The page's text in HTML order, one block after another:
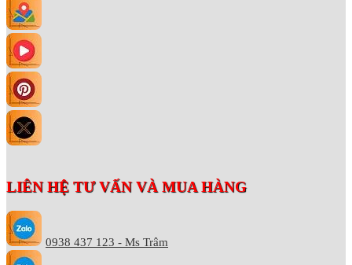
LIÊN HỆ TƯ VẤN VÀ MUA HÀNG
0938 437 123 - Ms Trâm